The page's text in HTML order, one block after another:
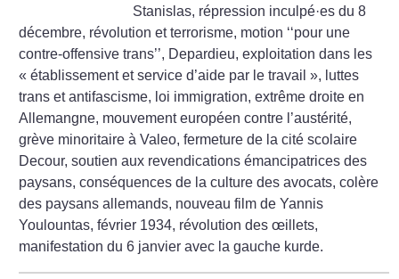
Stanislas, répression inculpé·es du 8
décembre, révolution et terrorisme, motion ‘‘pour une
contre-offensive trans’’, Depardieu, exploitation dans les
« établissement et service d’aide par le travail », luttes
trans et antifascisme, loi immigration, extrême droite en
Allemangne, mouvement européen contre l’austérité,
grève minoritaire à Valeo, fermeture de la cité scolaire
Decour, soutien aux revendications émancipatrices des
paysans, conséquences de la culture des avocats, colère
des paysans allemands, nouveau film de Yannis
Youlountas, février 1934, révolution des œillets,
manifestation du 6 janvier avec la gauche kurde.